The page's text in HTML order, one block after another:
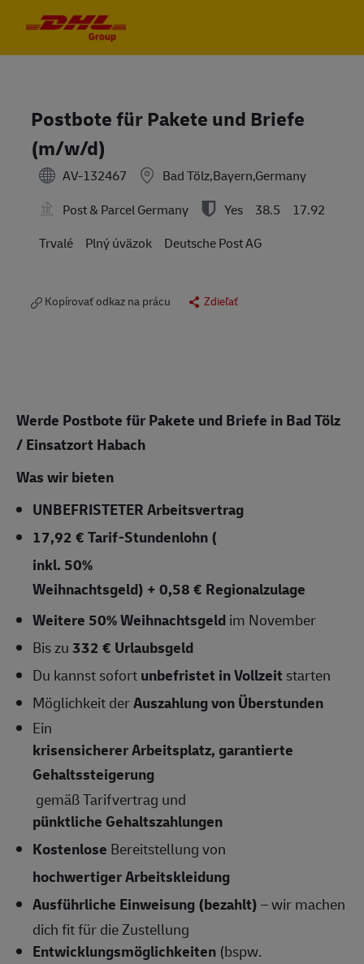
Postbote für Pakete und Briefe
(m/w/d)
AV-132467
Bad Tölz,Bayern,Germany
Post & Parcel Germany
Yes 38.5
17.92
Trvalé
Plný úväzok Deutsche Post AG
Kopírovať odkaz na prácu Zdieľať
Werde Postbote für Pakete und Briefe in Bad Tölz
/ Einsatzort Habach
Was wir bieten
UNBEFRISTETERArbeitsvertrag
17,92 € Tarif-Stundenlohn(
inkl. 50%
Weihnachtsgeld) + 0,58 € Regionalzulage
Weitere 50% Weihnachtsgeldim November
Bis zu332 € Urlaubsgeld
Du kannst sofortunbefristet in Vollzeit starten
Möglichkeit derAuszahlung von Überstunden
Ein
krisensicherer Arbeitsplatz, garantierte
Gehaltssteigerung
gemäß Tarifvertrag und
pünktliche Gehaltszahlungen
Kostenlose Bereitstellung von
hochwertiger Arbeitskleidung
Ausführliche Einweisung (bezahlt)– wir machen
dich fit für die Zustellung
Entwicklungsmöglichkeiten (bspw.